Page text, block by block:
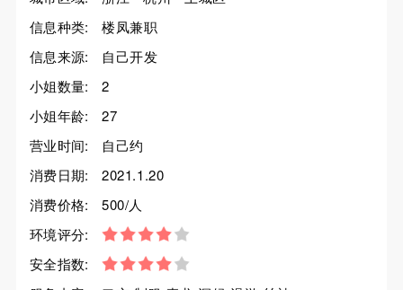
信息种类:
楼凤兼职
信息来源:
自己开发
小姐数量:
2
小姐年龄:
27
营业时间:
自己约
消费日期:
2021.1.20
消费价格:
500/人
环境评分:
安全指数: